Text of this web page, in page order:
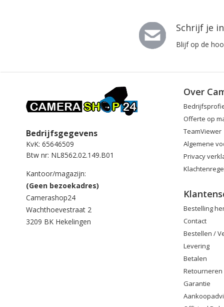
Schrijf je
Blijf op de
Bedrijfsgegevens
KvK: 65646509
Btw nr: NL8562.02.149.B01
Kantoor/magazijn:
(Geen bezoekadres)
Camerashop24
Wachthoevestraat 2
3209 BK Hekelingen
Over
Offerte op
TeamViewer
Algemene
Privacy
Bestelling
Contact
Bestellen /
Levering
Betalen
Retourneren
Garantie